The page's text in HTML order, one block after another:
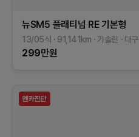
뉴SM5 플래티넘 RE기본형
13/05식 91,141 km 가솔린 대구
299만원